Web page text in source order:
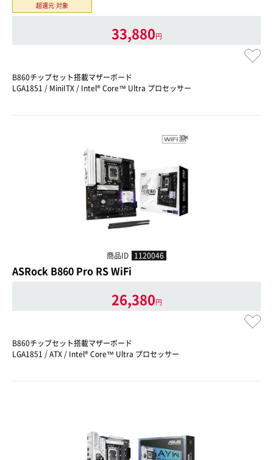
超還元 対象
33,880円
B860チップセット搭載マザーボード
LGA1851 / MiniITX / Intel® Core™ Ultra プロセッサー
商品ID 1120046
ASRock B860 Pro RS WiFi
26,380円
B860チップセット搭載マザーボード
LGA1851 / ATX / Intel® Core™ Ultra プロセッサー